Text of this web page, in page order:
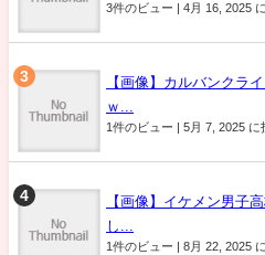
3件のビュー | 4月 16, 2025
【画像】カルバンクラ
ｗ...
1件のビュー | 5月 7, 2025 に
【画像】イケメン男子
し...
1件のビュー | 8月 22, 2025